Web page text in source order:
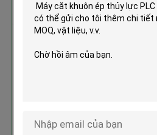
Nhận giá tốt
Tự động cho